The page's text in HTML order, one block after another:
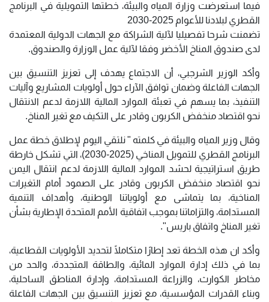
فيما استعرضت وزارة المياه والبيئة، خطتها التمويلية في البرنامج
القطري لبلادنا للأعوام 2025-2030
تضمنت شرحا تفصيليا لآلية الشراكة مع الجهات الدولية المعتمدة
لدى صندوق المناخ الأخضر وفقا لآلية عمل الوزارة والصندوق.
وأكد الوزير الشرجبي، أن الاجتماع يهدف إلى تعزيز التنسيق بين
الجهات الفاعلة وضمان توافق الآراء حول أولويات المشاريع وآليات
التنفيذ، بما يسهم في تعبئة الموارد المالية اللازمة لدعم الانتقال
نحو اقتصاد منخفض الكربون وقادر على التكيف مع تغير المناخ.
وقال وزير المياه والبيئة في كلمته " نلتقي اليوم لإطلاق خطة عمل
البرنامج القطري للتمويل المناخي (2025-2030)، التي تشكل خارطة
طريق استراتيجية لحشد الموارد المالية اللازمة لدعم انتقال اليمن
نحو اقتصاد منخفض الكربون وقادر على الصمود أمام التغيرات
المناخية، بما يتماشى مع أولوياتنا الوطنية، وأهداف التنمية
المستدامة، والتزاماتنا بموجب اتفاقية الأمم المتحدة الإطارية بشأن
تغير المناخ واتفاق باريس".
وأكد ان هذه الخطة تعد إطارًا متكاملًا لتحديد الأولويات القطاعية،
بما في ذلك إدارة الموارد المائية، والطاقة المتجددة، والحد من
مخاطر الكوارث، والزراعة المستدامة، وإدارة المناطق الساحلية،
وبناء القدرات المؤسسية، مع تعزيز التنسيق بين الجهات الفاعلة